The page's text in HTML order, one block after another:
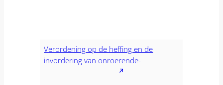
Verordening op de heffing en de
invordering van onroerende-